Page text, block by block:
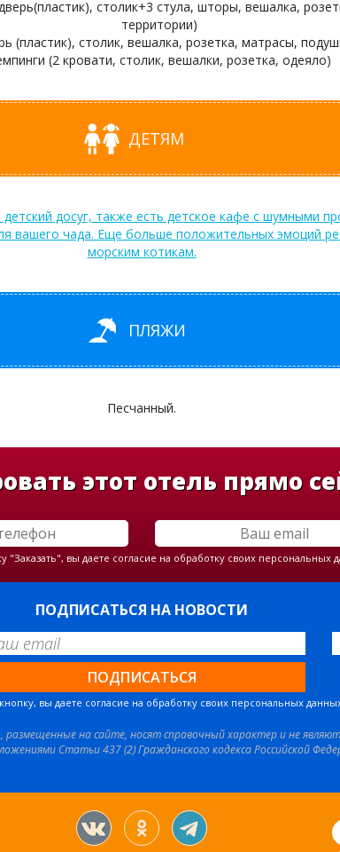
столик+3 стула, шторы, вешалка,
территории)
(пластик), столик, вешалка, розетка, матрасы,
(2 кровати, столик, вешалки, розетка, одеяло)
ДЕТЯМ
досуг, также есть детское кафе с шумными
вашего чада. Еще больше положительных эмоций
морским котикам.
ПЛЯЖИ
Песчанный.
этот отель прямо
"Заказать", вы даете согласие на обработку своих персональных
ПОДПИСАТЬСЯ НА НОВОСТИ
вы даете согласие на обработку своих персональных
на сайте, носят справочный характер и не
Статьи 437 (2) Гражданского кодекса Российской